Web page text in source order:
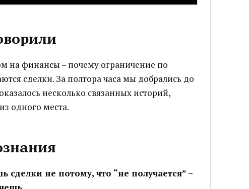
на финансы – почему ограничение по
сделки. За полтора часа мы добрались до
несколько связанных историй,
одного места.
не потому, что “не получается” –